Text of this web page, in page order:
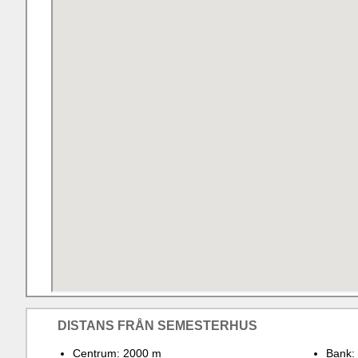
DISTANS FRÅN SEMESTERHUS
Centrum: 2000 m Bank: